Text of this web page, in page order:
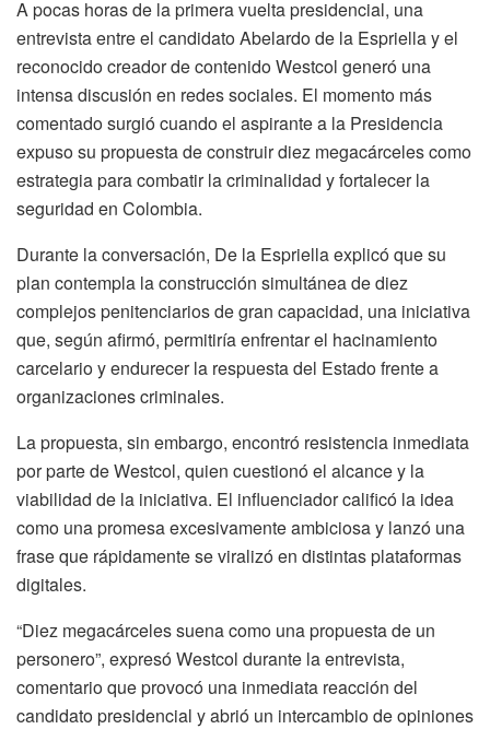
A pocas horas de la primera vuelta presidencial, una
entrevista entre el candidato Abelardo de la Espriella y el
reconocido creador de contenido Westcol generó una
intensa discusión en redes sociales. El momento más
comentado surgió cuando el aspirante a la Presidencia
expuso su propuesta de construir diez megacárceles como
estrategia para combatir la criminalidad y fortalecer la
seguridad en Colombia.
Durante la conversación, De la Espriella explicó que su
plan contempla la construcción simultánea de diez
complejos penitenciarios de gran capacidad, una iniciativa
que, según afirmó, permitiría enfrentar el hacinamiento
carcelario y endurecer la respuesta del Estado frente a
organizaciones criminales.
La propuesta, sin embargo, encontró resistencia inmediata
por parte de Westcol, quien cuestionó el alcance y la
viabilidad de la iniciativa. El influenciador calificó la idea
como una promesa excesivamente ambiciosa y lanzó una
frase que rápidamente se viralizó en distintas plataformas
digitales.
“Diez megacárceles suena como una propuesta de un
personero”, expresó Westcol durante la entrevista,
comentario que provocó una inmediata reacción del
candidato presidencial y abrió un intercambio de opiniones